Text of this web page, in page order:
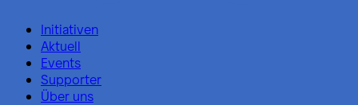
Initiativen
Aktuell
Events
Supporter
Über uns